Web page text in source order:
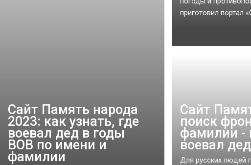
Сайт Память народа
2023: как узнать, где
воевал дед в годы
ВОВ по имени и
фамилии
приготовил портал
Сайт
поиск
фамилии -
воевал
Для русских людей